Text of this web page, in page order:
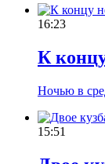
16:23
К
Ночью в
15:51